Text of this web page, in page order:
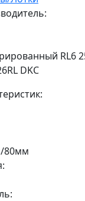
RL6
DKC
80мм